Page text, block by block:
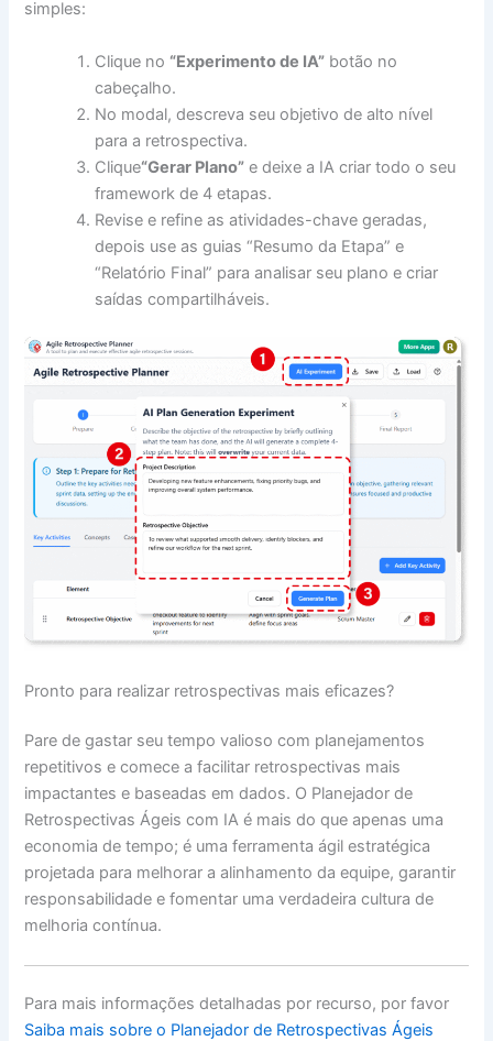
simples:
Clique no “Experimento de IA” botão no
cabeçalho.
No modal, descreva seu objetivo de alto nível
para a retrospectiva.
Clique“Gerar Plano” e deixe a IA criar todo o seu
framework de 4 etapas.
Revise e refine as atividades-chave geradas,
depois use as guias “Resumo da Etapa” e
“Relatório Final” para analisar seu plano e criar
saídas compartilháveis.
Pronto para realizar retrospectivas mais eficazes?
Pare de gastar seu tempo valioso com planejamentos
repetitivos e comece a facilitar retrospectivas mais
impactantes e baseadas em dados. O Planejador de
Retrospectivas Ágeis com IA é mais do que apenas uma
economia de tempo; é uma ferramenta ágil estratégica
projetada para melhorar a alinhamento da equipe, garantir
responsabilidade e fomentar uma verdadeira cultura de
melhoria contínua.
Para mais informações detalhadas por recurso, por favor
Saiba mais sobre o Planejador de Retrospectivas Ágeis